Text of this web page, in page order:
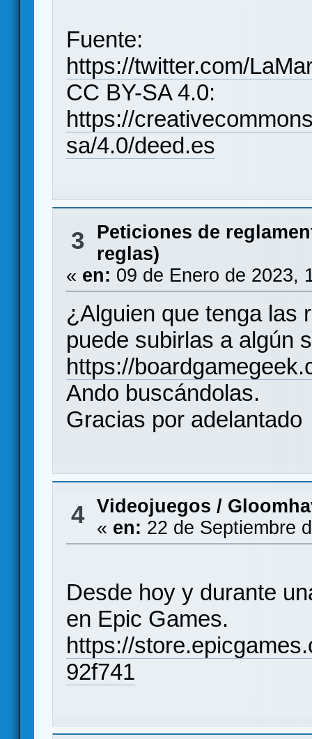
Fuente:
https://twitter.com/
CC BY-SA 4.0:
https://
sa/4.0/deed.es
3
Peticiones de
reglas)
« en: 09 de Enero de 2023,
¿Alguien que tenga las
puede subirlas a algún
https://
Ando buscándolas.
Gracias por adelantado
4 Videojuegos /
« en: 22 de Septiembre
Desde hoy y durante
en Epic Games.
https://
92f741